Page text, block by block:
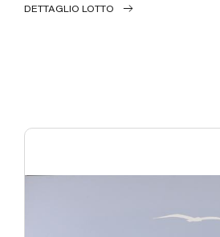
DETTAGLIO LOTTO